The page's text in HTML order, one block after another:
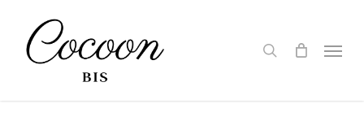
Menu